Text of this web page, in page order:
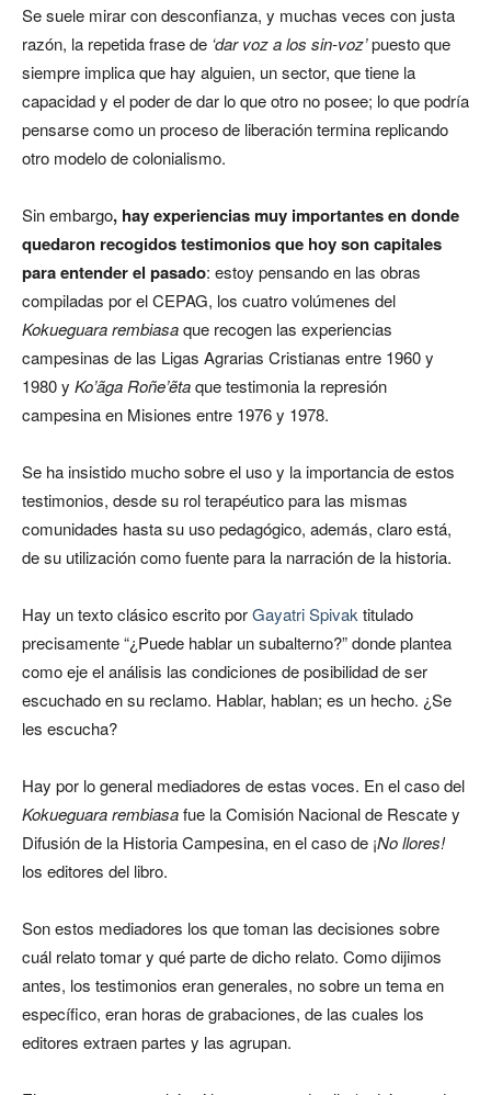
Se suele mirar con desconfianza, y muchas veces con justa
razón, la repetida frase de ‘dar voz a los sin-voz’puesto que
siempre implica que hay alguien, un sector, que tiene la
capacidad y el poder de dar lo que otro no posee; lo que podría
pensarse como un proceso de liberación termina replicando
otro modelo de colonialismo.
Sin embargo, hay experiencias muy importantes en donde
quedaron recogidos testimonios que hoy son capitales
para entender el pasado: estoy pensando en las obras
compiladas por el CEPAG, los cuatro volúmenes del
Kokueguara rembiasaque recogen las experiencias
campesinas de las Ligas Agrarias Cristianas entre 1960 y
1980 y Ko’ãga Roñe’ẽtaque testimonia la represión
campesina en Misiones entre 1976 y 1978.
Se ha insistido mucho sobre el uso y la importancia de estos
testimonios, desde su rol terapéutico para las mismas
comunidades hasta su uso pedagógico, además, claro está,
de su utilización como fuente para la narración de la historia.
Hay un texto clásico escrito porGayatri Spivak titulado
precisamente “¿Puede hablar un subalterno?” donde plantea
como eje el análisis las condiciones de posibilidad de ser
escuchado en su reclamo. Hablar, hablan; es un hecho. ¿Se
les escucha?
Hay por lo general mediadores de estas voces. En el caso del
Kokueguara rembiasafue la Comisión Nacional de Rescate y
Difusión de la Historia Campesina, en el caso de ¡No llores!
los editores del libro.
Son estos mediadores los que toman las decisiones sobre
cuál relato tomar y qué parte de dicho relato. Como dijimos
antes, los testimonios eran generales, no sobre un tema en
específico, eran horas de grabaciones, de las cuales los
editores extraen partes y las agrupan.